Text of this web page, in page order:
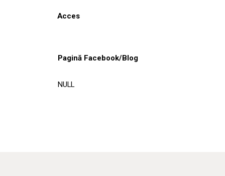
Acces
Pagină Facebook/Blog
NULL